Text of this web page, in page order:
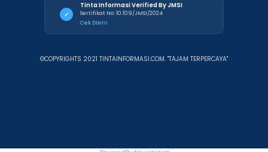
✓
Tinta Informasi Verified By JMSI
Sertifikat No: 10.109/JMSI/2024
Cek Disini
©COPYRIGHTS 2021 TINTAINFORMASI.COM. "TAJAM TERPERCAYA"